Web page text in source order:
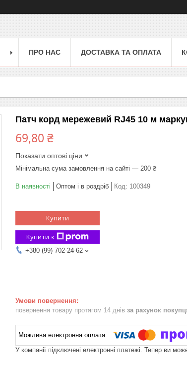
ПРО НАС ДОСТАВКА ТА ОПЛАТА
Патч корд мережевий RJ45 10 м
69,80 ₴
Показати оптові ціни
Мінімальна сума замовлення на сайті — 200 ₴
В наявності Оптом і в роздріб Код: 100349
Купити
Купити з
+380 (99) 702-24-62
повернення товару протягом 14 днів за рахунок
У компанії підключені електронні платежі. Тепер ви